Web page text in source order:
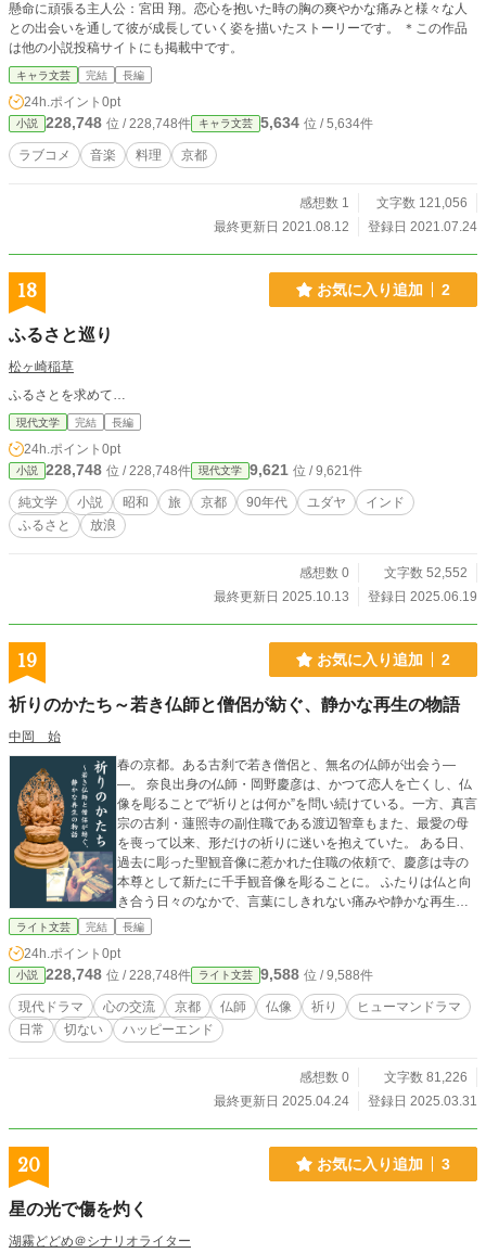
懸命に頑張る主人公：宮田 翔。恋心を抱いた時の胸の爽やかな痛みと様々な人
との出会いを通して彼が成長していく姿を描いたストーリーです。 ＊この作品
は他の小説投稿サイトにも掲載中です。
キャラ文芸 完結 長編
24h.ポイント 0pt
小説 228,748 位 / 228,748件 キャラ文芸 5,634 位 / 5,634件
ラブコメ 音楽 料理 京都
感想数 1
文字数 121,056
最終更新日 2021.08.12
登録日 2021.07.24
18 お気に入り追加 2
ふるさと巡り
松ヶ崎稲草
ふるさとを求めて…
現代文学 完結 長編
24h.ポイント 0pt
小説 228,748 位 / 228,748件 現代文学 9,621 位 / 9,621件
純文学 小説 昭和 旅 京都 90年代 ユダヤ
インド
ふるさと
放浪
感想数 0
文字数 52,552
最終更新日 2025.10.13
登録日 2025.06.19
19 お気に入り追加 2
祈りのかたち～若き仏師と僧侶が紡ぐ、静かな再生の物語
中岡 始
春の京都。ある古刹で若き僧侶と、無名の仏師が出会う―
―。 奈良出身の仏師・岡野慶彦は、かつて恋人を亡くし、仏
像を彫ることで“祈りとは何か”を問い続けている。一方、真言
宗の古刹・蓮照寺の副住職である渡辺智章もまた、最愛の母
を喪って以来、形だけの祈りに迷いを抱えていた。 ある日、
過去に彫った聖観音像に惹かれた住職の依頼で、慶彦は寺の
本尊として新たに千手観音像を彫ることに。 ふたりは仏と向
き合う日々のなかで、言葉にしきれない痛みや静かな再生の
感情を、少しずつ共有していく。 彫りかけの像。まだ輪郭を
仏、沈黙と呼吸をめぐる一年の対話のなかで、彼らの心はそ
っと重なりはじめる。 名前を持たぬ像が生まれるとき、そこ
には確かに“生きるかたち”が宿っていた。 静けさの奥に息づ
く、仏師と僧侶の物語。
ライト文芸 完結 長編
24h.ポイント 0pt
小説 228,748 位 / 228,748件 ライト文芸 9,588 位 / 9,588件
現代ドラマ 心の交流 京都 仏師 仏像 祈り
ヒューマンドラマ
日常
切ない ハッピーエンド
感想数 0
文字数 81,226
最終更新日 2025.04.24
登録日 2025.03.31
20 お気に入り追加 3
星の光で傷を灼く
湖霧どどめ＠シナリオライター